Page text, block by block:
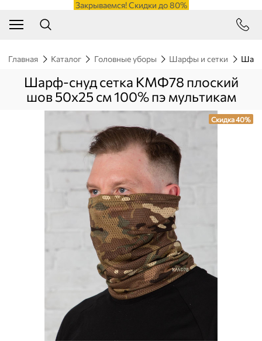
Закрываемся! Скидки до 80%
Главная Каталог Головные уборы Шарфы и сетки
Шарф-снуд сетка КМФ78 плоский
шов 50х25 см 100% пэ мультикам
Скидка 40%